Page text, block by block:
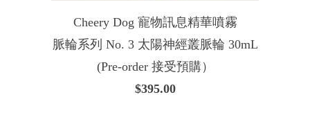
Cheery Dog 寵物訊息精華噴霧
脈輪系列 No. 3 太陽神經叢脈輪 30mL
(Pre-order 接受預購）
$395.00